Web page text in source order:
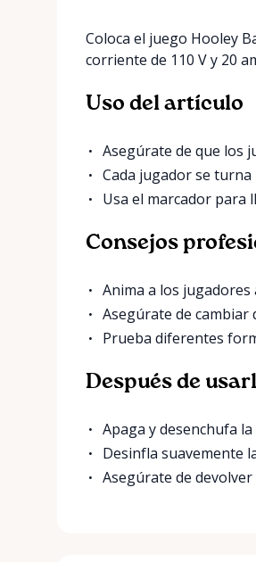
Coloca el juego Hooley
corriente de 110 V y 20
Uso del artículo
Asegúrate de que los
Cada jugador se
Usa el marcador para
Consejos
Anima a los
Asegúrate de
Prueba diferentes
Después de
Apaga y desenchufa
Desinfla suavemente
Asegúrate de